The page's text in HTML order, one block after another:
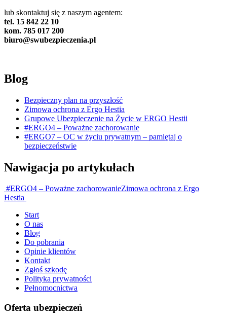
lub skontaktuj się z naszym agentem:
tel. 15 842 22 10
kom. 785 017 200
biuro@swubezpieczenia.pl
Blog
Bezpieczny plan na przyszłość
Zimowa ochrona z Ergo Hestia
Grupowe Ubezpieczenie na Życie w ERGO Hestii
#ERGO4 – Poważne zachorowanie
#ERGO7 – OC w życiu prywatnym – pamiętaj o
bezpieczeństwie
Nawigacja po artykułach
#ERGO4 – Poważne zachorowanieZimowa ochrona z Ergo
Hestia
Start
O nas
Blog
Do pobrania
Opinie klientów
Kontakt
Zgłoś szkodę
Polityka prywatności
Pełnomocnictwa
Oferta ubezpieczeń